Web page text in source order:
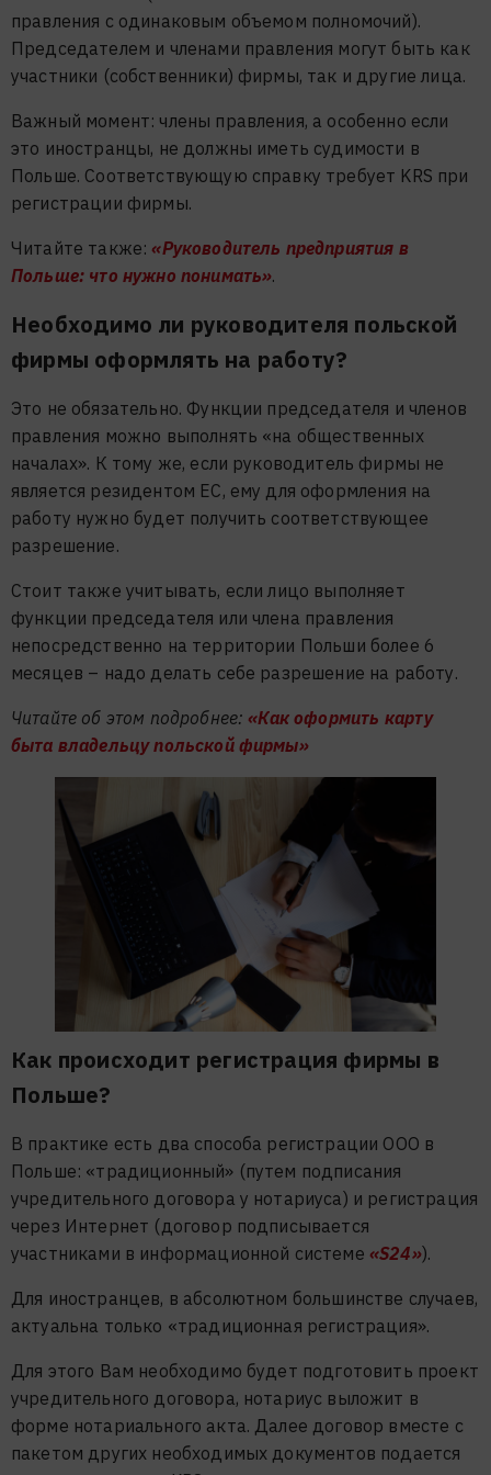
правления с одинаковым объемом полномочий).
Председателем и членами правления могут быть как
участники (собственники) фирмы, так и другие лица.
Важный момент: члены правления, а особенно если
это иностранцы, не должны иметь судимости в
Польше. Соответствующую справку требует KRS при
регистрации фирмы.
Читайте также: «Руководитель предприятия в
Польше: что нужно понимать».
Необходимо ли руководителя польской
фирмы оформлять на работу?
Это не обязательно. Функции председателя и членов
правления можно выполнять «на общественных
началах». К тому же, если руководитель фирмы не
является резидентом ЕС, ему для оформления на
работу нужно будет получить соответствующее
разрешение.
Стоит также учитывать, если лицо выполняет
функции председателя или члена правления
непосредственно на территории Польши более 6
месяцев – надо делать себе разрешение на работу.
Читайте об этом подробнее: «Как оформить карту
быта владельцу польской фирмы»
Как происходит регистрация фирмы в
Польше?
В практике есть два способа регистрации ООО в
Польше: «традиционный» (путем подписания
учредительного договора у нотариуса) и регистрация
через Интернет (договор подписывается
участниками в информационной системе «S24»).
Для иностранцев, в абсолютном большинстве случаев,
актуальна только «традиционная регистрация».
Для этого Вам необходимо будет подготовить проект
учредительного договора, нотариус выложит в
форме нотариального акта. Далее договор вместе с
пакетом других необходимых документов подается